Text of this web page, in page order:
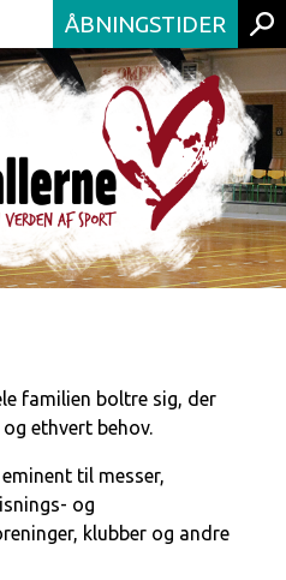
ÅBNINGSTIDER
familien boltre sig, der
ethvert behov.
til messer,
og
klubber og andre